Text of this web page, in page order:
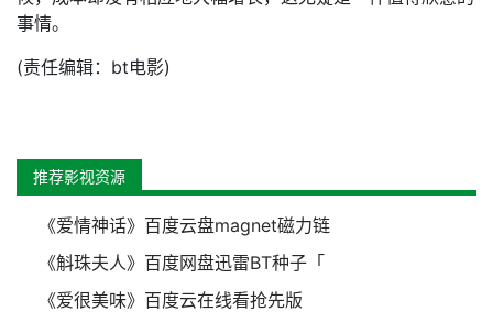
事情。
(责任编辑：bt电影)
推荐影视资源
《爱情神话》百度云盘magnet磁力链
《斛珠夫人》百度网盘迅雷BT种子「
《爱很美味》百度云在线看抢先版